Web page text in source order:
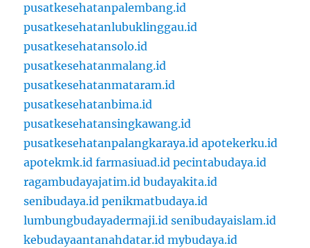
pusatkesehatanpalembang.id
pusatkesehatanlubuklinggau.id
pusatkesehatansolo.id
pusatkesehatanmalang.id
pusatkesehatanmataram.id
pusatkesehatanbima.id
pusatkesehatansingkawang.id
pusatkesehatanpalangkaraya.id apotekerku.id
apotekmk.id farmasiuad.id pecintabudaya.id
ragambudayajatim.id budayakita.id
senibudaya.id penikmatbudaya.id
lumbungbudayadermaji.id senibudayaislam.id
kebudayaantanahdatar.id mybudaya.id